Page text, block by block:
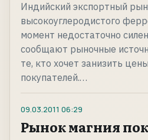
Индийский экспортный
высокоуглеродистого
момент недостаточно
сообщают рыночные
те, кто хочет занизить
покупателей.…
09.03.2011 06:29
Рынок магния